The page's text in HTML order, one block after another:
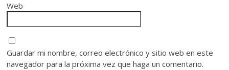
Web
Guardar mi nombre, correo electrónico y sitio web en este
navegador para la próxima vez que haga un comentario.